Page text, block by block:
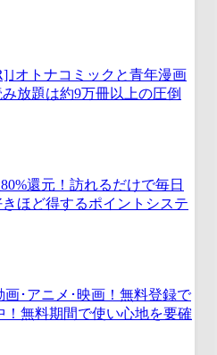
｣オトナコミックと青年漫画
放題は約9万冊以上の圧倒
還元！訪れるだけで毎日
ほど得するポイントシステ
画･アニメ･映画！無料登録で
！無料期間で使い心地を要確